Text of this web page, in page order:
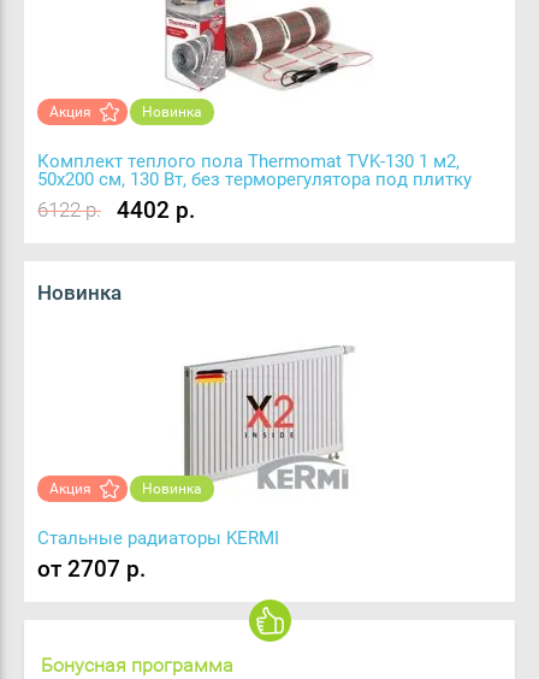
Бонусная программа
Акция Новинка
Комплект теплого пола Thermomat TVK-130 1 м2,
50х200 см, 130 Вт, без терморегулятора под плитку
6122 р. 4402 р.
Новинка
Акция Новинка
Стальные радиаторы KERMI
от 2707 р.